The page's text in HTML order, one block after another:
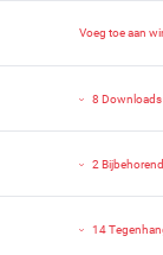
Voeg toe aan
8 Downloads
2
14